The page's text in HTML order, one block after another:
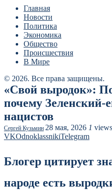
Главная
Новости
Политика
Экономика
Общество
Происшествия
В Мире
© 2026. Все права защищены.
«Свой выродок»:
почему Зеленский-
нацистов
Сергей Кузьмин 28 мая, 2026 1 views
VKOdnoklassnikiTelegram
Блогер цитирует
народе есть